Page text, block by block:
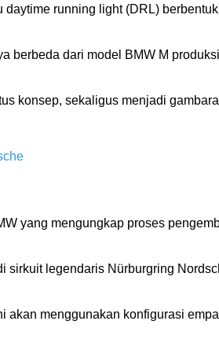
running light (DRL)
berbeda dari model BMW M
konsep, sekaligus menjadi
yang mengungkap proses
sirkuit legendaris Nürburgring
menggunakan konfigurasi